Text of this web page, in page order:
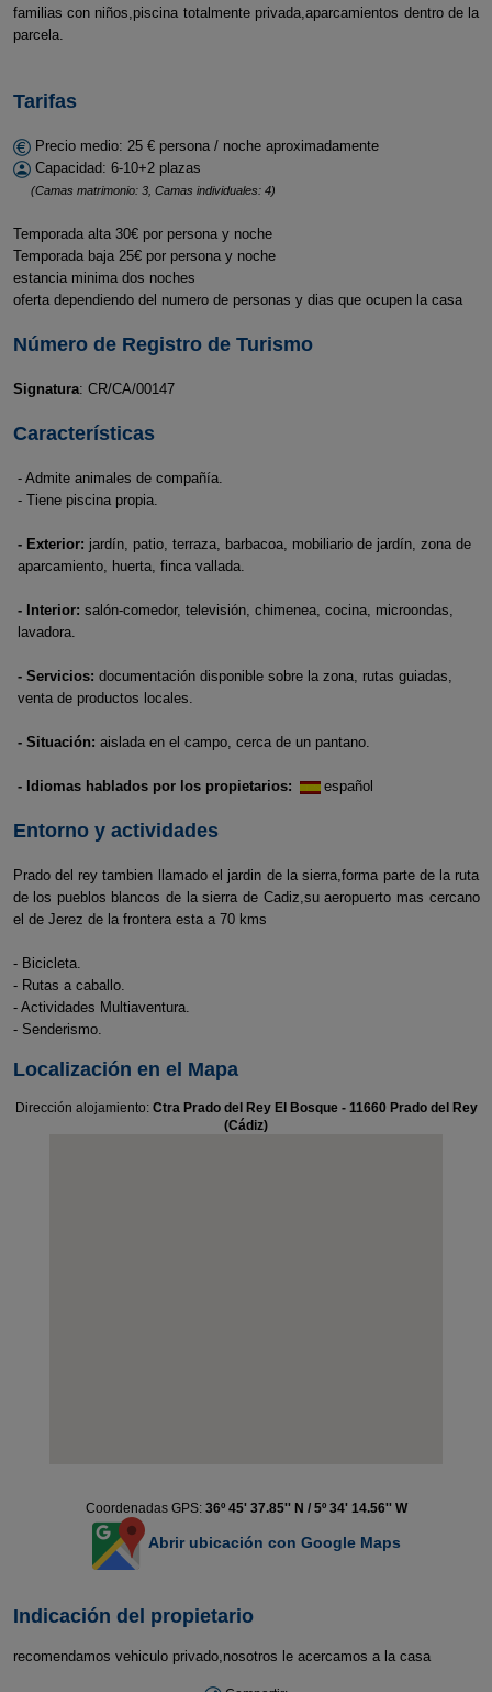
familias con niños,piscina totalmente privada,aparcamientos dentro de la
parcela.
Tarifas
Precio medio: 25 € persona / noche aproximadamente
Capacidad: 6-10+2 plazas
(Camas matrimonio: 3, Camas individuales: 4)
Temporada alta 30€ por persona y noche
Temporada baja 25€ por persona y noche
estancia minima dos noches
oferta dependiendo del numero de personas y dias que ocupen la casa
Número de Registro de Turismo
Signatura: CR/CA/00147
Características
- Admite animales de compañía.
- Tiene piscina propia.
- Exterior: jardín, patio, terraza, barbacoa, mobiliario de jardín, zona de
aparcamiento, huerta, finca vallada.
- Interior: salón-comedor, televisión, chimenea, cocina, microondas,
lavadora.
- Servicios: documentación disponible sobre la zona, rutas guiadas,
venta de productos locales.
- Situación: aislada en el campo, cerca de un pantano.
- Idiomas hablados por los propietarios: español
Entorno y actividades
Prado del rey tambien llamado el jardin de la sierra,forma parte de la ruta
de los pueblos blancos de la sierra de Cadiz,su aeropuerto mas cercano
el de Jerez de la frontera esta a 70 kms
- Bicicleta.
- Rutas a caballo.
- Actividades Multiaventura.
- Senderismo.
Localización en el Mapa
Dirección alojamiento: Ctra Prado del Rey El Bosque - 11660 Prado del Rey
(Cádiz)
Coordenadas GPS: 36º 45' 37.85'' N / 5º 34' 14.56'' W
Abrir ubicación con Google Maps
Indicación del propietario
recomendamos vehiculo privado,nosotros le acercamos a la casa